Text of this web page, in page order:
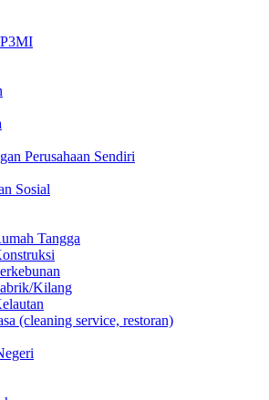
Perusahaan Sendiri
Sosial
Tangga
Kilang
(cleaning service, restoran)